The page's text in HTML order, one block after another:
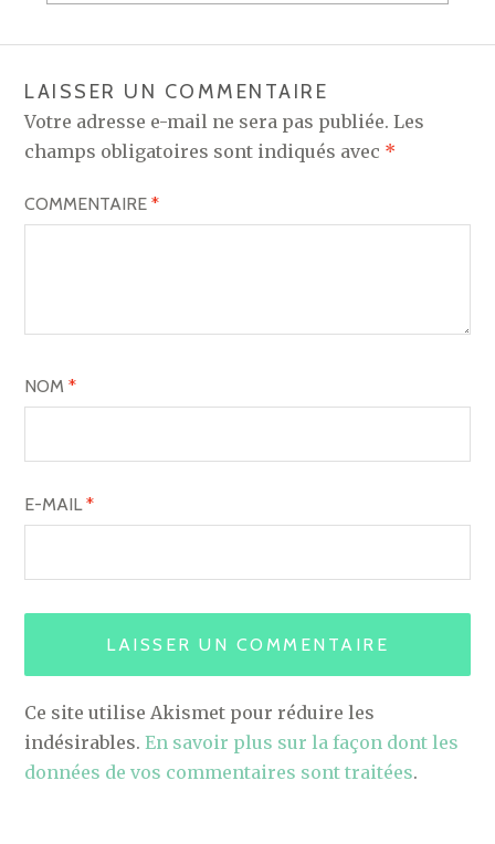
LAISSER UN COMMENTAIRE
Votre adresse e-mail ne sera pas publiée. Les
champs obligatoires sont indiqués avec *
COMMENTAIRE*
NOM*
E-MAIL*
Ce site utilise Akismet pour réduire les
indésirables.En savoir plus sur la façon dont les
données de vos commentaires sont traitées.